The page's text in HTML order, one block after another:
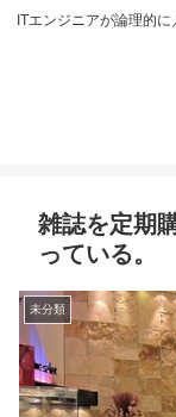
ITエンジニアが論理的
雑誌を定期
っている。
未分類